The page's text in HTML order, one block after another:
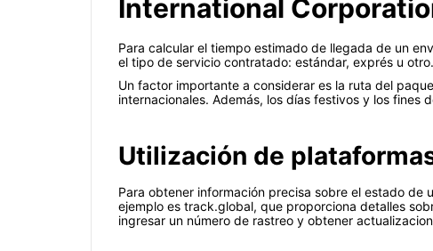
International
Para calcular el tiempo estimado de llegada de un
el tipo de servicio contratado: estándar, exprés u
Un factor importante a considerar es la ruta del
internacionales. Además, los días festivos y los fines
Utilización de
Para obtener información precisa sobre el estado de
ejemplo es track.global, que proporciona detalles
ingresar un número de rastreo y obtener